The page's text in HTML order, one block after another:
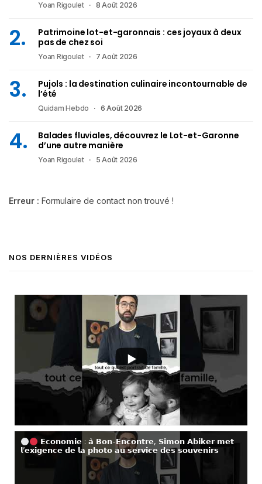
Yoan Rigoulet 8 Août 2026
Patrimoine lot-et-garonnais : ces joyaux à deux
pas de chez soi
Yoan Rigoulet 7 Août 2026
Pujols : la destination culinaire incontournable de
l’été
Quidam Hebdo 6 Août 2026
Balades fluviales, découvrez le Lot-et-Garonne
d’une autre manière
Yoan Rigoulet 5 Août 2026
Erreur : Formulaire de contact non trouvé !
NOS DERNIÈRES VIDÉOS
𝗘𝗰𝗼𝗻𝗼𝗺𝗶𝗲 : 𝗮̀ 𝗕𝗼𝗻-𝗘𝗻𝗰𝗼𝗻𝘁𝗿𝗲, 𝗦𝗶𝗺𝗼𝗻 𝗔𝗯𝗶𝗸𝗲𝗿 𝗺𝗲𝘁
𝗹’𝗲𝘅𝗶𝗴𝗲𝗻𝗰𝗲 𝗱𝗲 𝗹𝗮 𝗽𝗵𝗼𝘁𝗼 𝗮𝘂 𝘀𝗲𝗿𝘃𝗶𝗰𝗲 𝗱𝗲𝘀 𝘀𝗼𝘂𝘃𝗲𝗻𝗶𝗿𝘀